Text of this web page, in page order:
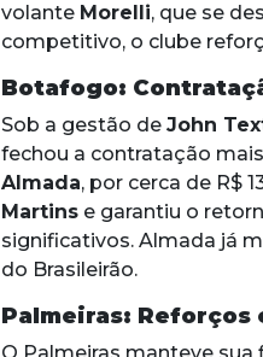
volante Morelli, que se
competitivo, o clube
Botafogo:
Sob a gestão de John
fechou a contratação
Almada, por cerca de R$
Martins e garantiu o
significativos. Almada já
do Brasileirão.
Palmeiras: Reforços